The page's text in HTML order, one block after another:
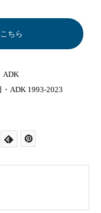
ちら
ADK
ADK 1993-2023